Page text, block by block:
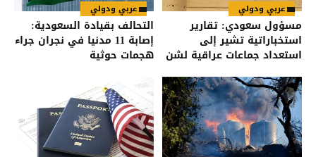
عربي ودولي
مسؤول سعودي: تقارير
استخباراتية تشير إلى
استعداد جماعات عراقية لشن
عربي ودولي
التحالف بقيادة السعودية:
إصابة 11 مدنيا في نجران جراء
هجمات حوثية